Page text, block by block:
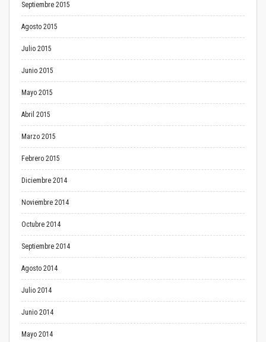
Septiembre 2015
Agosto 2015
Julio 2015
Junio 2015
Mayo 2015
Abril 2015
Marzo 2015
Febrero 2015
Diciembre 2014
Noviembre 2014
Octubre 2014
Septiembre 2014
Agosto 2014
Julio 2014
Junio 2014
Mayo 2014